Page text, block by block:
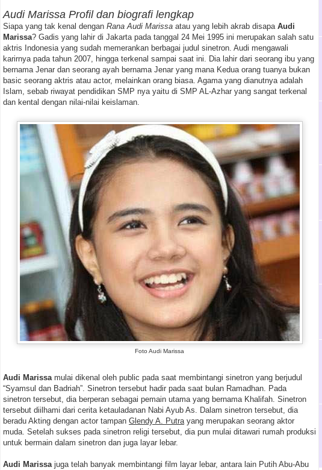
Audi Marissa Profil dan biografi lengkap
Siapa yang tak kenal dengan Rana Audi Marissa atau yang lebih akrab disapa Audi
Marissa? Gadis yang lahir di Jakarta pada tanggal 24 Mei 1995 ini merupakan salah satu
aktris Indonesia yang sudah memerankan berbagai judul sinetron. Audi mengawali
karirnya pada tahun 2007, hingga terkenal sampai saat ini. Dia lahir dari seorang ibu yang
bernama Jenar dan seorang ayah bernama Jenar yang mana Kedua orang tuanya bukan
basic seorang aktris atau actor, melainkan orang biasa. Agama yang dianutnya adalah
Islam, sebab riwayat pendidikan SMP nya yaitu di SMP AL-Azhar yang sangat terkenal
dan kental dengan nilai-nilai keislaman.
Foto Audi Marissa
Audi Marissamulai dikenal oleh public pada saat membintangi sinetron yang berjudul
“Syamsul dan Badriah”. Sinetron tersebut hadir pada saat bulan Ramadhan. Pada
sinetron tersebut, dia berperan sebagai pemain utama yang bernama Khalifah. Sinetron
tersebut diilhami dari cerita ketauladanan Nabi Ayub As. Dalam sinetron tersebut, dia
beradu Akting dengan actor tampan Glendy A. Putrayang merupakan seorang aktor
muda. Setelah sukses pada sinetron religi tersebut, dia pun mulai ditawari rumah produksi
untuk bermain dalam sinetron dan juga layar lebar.
Audi Marissajuga telah banyak membintangi film layar lebar, antara lain Putih Abu-Abu